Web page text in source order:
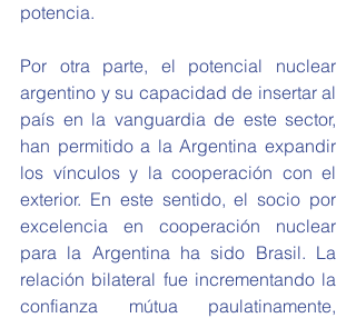
potencia.
Por otra parte, el potencial nuclear
argentino y su capacidad de insertar al
país en la vanguardia de este sector,
han permitido a la Argentina expandir
los vínculos y la cooperación con el
exterior. En este sentido, el socio por
excelencia en cooperación nuclear
para la Argentina ha sido Brasil. La
relación bilateral fue incrementando la
confianza mútua paulatinamente,